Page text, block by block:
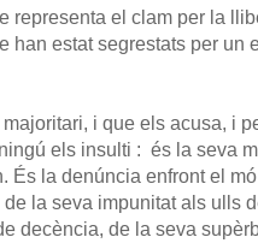
representa el clam per la
han estat segrestats per un
i que els acusa, i
els insulti : és la seva
És la denúncia enfront el
la seva impunitat als ulls
decència, de la seva